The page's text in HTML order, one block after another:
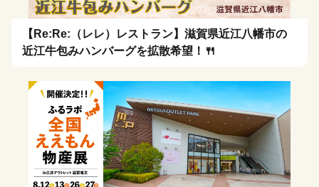
【Re:Re:（レレ）レストラン】滋賀県近江八幡市の
近江牛包みハンバーグを拡散希望！🍴